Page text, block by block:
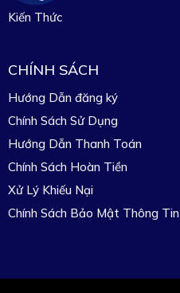
Kiến Thức
CHÍNH SÁCH
Hướng Dẫn đăng ký
Chính Sách Sử Dụng
Hướng Dẫn Thanh Toán
Chính Sách Hoàn Tiền
Xử Lý Khiếu Nại
Chính Sách Bảo Mật Thông Tin